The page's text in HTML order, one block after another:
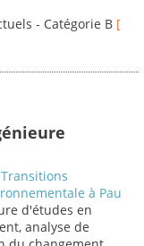
- Catégorie B [
Transitions
à Pau
d'études en
analyse de